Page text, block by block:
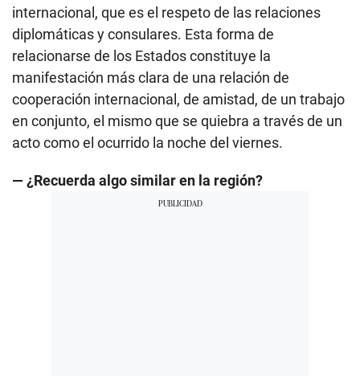
internacional, que es el respeto de las relaciones
diplomáticas y consulares. Esta forma de
relacionarse de los Estados constituye la
manifestación más clara de una relación de
cooperación internacional, de amistad, de un trabajo
en conjunto, el mismo que se quiebra a través de un
acto como el ocurrido la noche del viernes.
— ¿Recuerda algo similar en la región?